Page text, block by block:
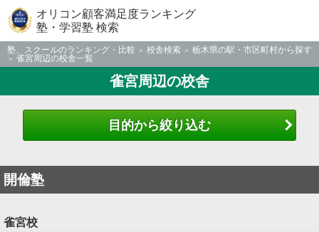
オリコン顧客満足度ランキング
塾・学習塾 検索
塾、スクールのランキング・比較 校舎検索
栃木県の駅・市区町村から探す
雀宮周辺の校舎一覧
雀宮周辺の校舎
目的から絞り込む
開倫塾
雀宮校